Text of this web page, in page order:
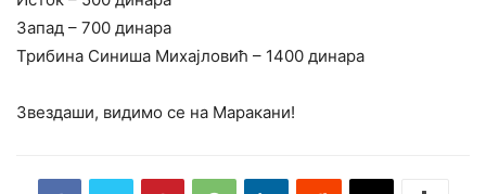
Запад – 700 динара
Трибина Синиша Михајловић – 1400 динара
Звездаши, видимо се на Маракани!